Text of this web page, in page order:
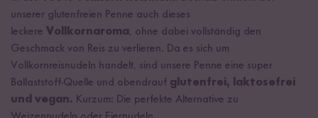
unserer glutenfreien Penne auch dieses
leckere Vollkornaroma, ohne dabei vollständig den
Geschmack von Reis zu verlieren. Da es sich um
Vollkornreisnudeln handelt, sind unsere Penne eine super
Ballaststoff-Quelle und obendrauf glutenfrei, laktosefrei
und vegan. Kurzum: Die perfekte Alternative zu